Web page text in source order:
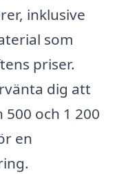
inklusive
som
priser.
dig att
och 1 200
en